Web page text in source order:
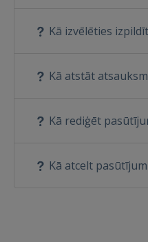
Kā izvēlēties
Kā atstāt
Kā rediģēt
Kā atcelt